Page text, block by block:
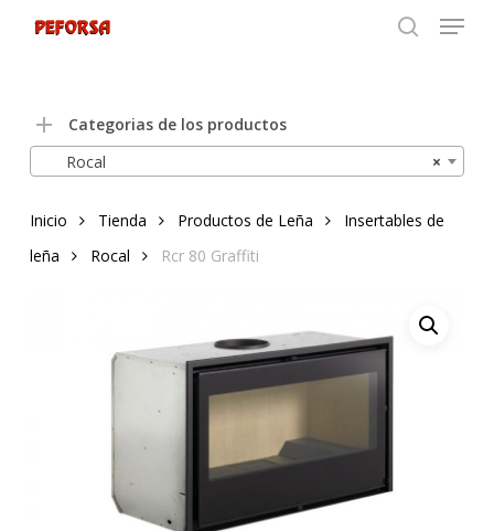
Menu
Categorias de los productos
×
Rocal
Inicio Tienda Productos de Leña
Insertables de
leña
Rocal Rcr 80 Graffiti